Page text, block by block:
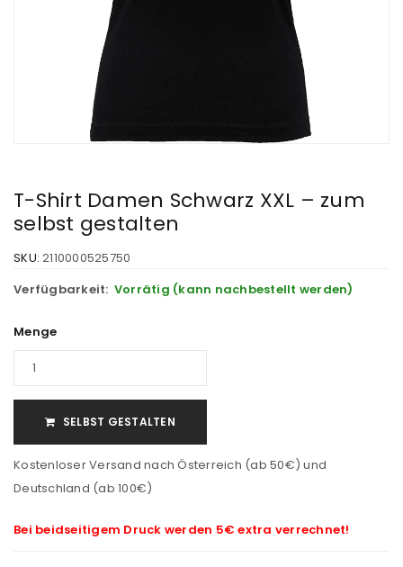
T-Shirt Damen Schwarz XXL – zum
selbst gestalten
SKU: 2110000525750
Verfügbarkeit: Vorrätig (kann nachbestellt werden)
Menge
SELBST GESTALTEN
Kostenloser Versand nach Österreich (ab 50€) und
Deutschland (ab 100€)
Bei beidseitigem Druck werden 5€ extra verrechnet!